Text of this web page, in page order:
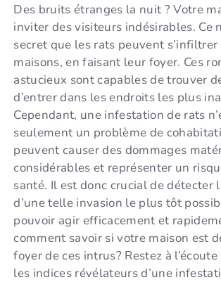
Des bruits étranges la nuit ? Votre
inviter des visiteurs indésirables. Ce
secret que les rats peuvent s’infiltrer
maisons, en faisant leur foyer. Ces
astucieux sont capables de trouver
d’entrer dans les endroits les plus
Cependant, une infestation de rats
seulement un problème de
peuvent causer des dommages
considérables et représenter un
santé. Il est donc crucial de détecter
d’une telle invasion le plus tôt
pouvoir agir efficacement et
comment savoir si votre maison est
foyer de ces intrus? Restez à
les indices révélateurs d’une